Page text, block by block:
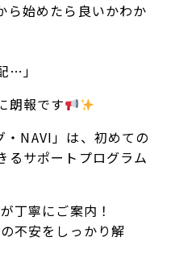
情報・サービス
へのお問い合わせ
JOYFIT
JOYFIT YOGA
ら始めたら良いかわか
…」
朗報です
NAVI」は、初めての
るサポートプログラム
丁寧にご案内！
不安をしっかり解